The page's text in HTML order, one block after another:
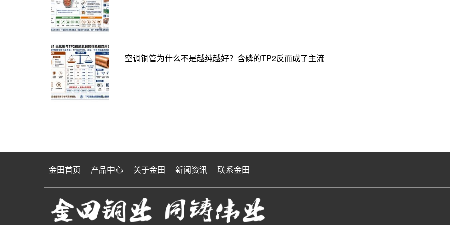
空调铜管为什么不是越纯越好？含磷的TP2反而成了主流
金田首页 产品中心 关于金田 新闻资讯 联系金田